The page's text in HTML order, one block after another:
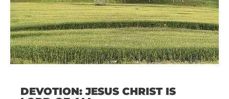
DEVOTION: JESUS CHRIST IS